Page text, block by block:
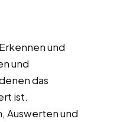
Erkennen und
und
das
ist.
Auswerten und